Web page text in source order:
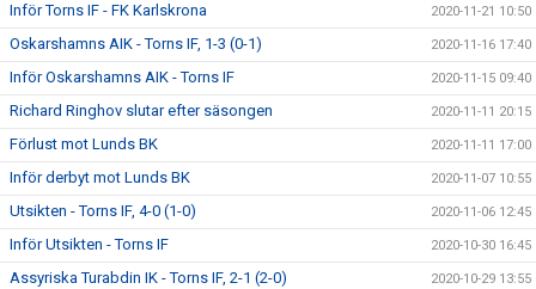
Inför Torns IF - FK Karlskrona 2020-11-21 10:50
Oskarshamns AIK - Torns IF, 1-3 (0-1) 2020-11-16 17:40
Inför Oskarshamns AIK - Torns IF 2020-11-15 09:40
Richard Ringhov slutar efter säsongen 2020-11-11 20:15
Förlust mot Lunds BK 2020-11-11 17:00
Inför derbyt mot Lunds BK 2020-11-07 10:55
Utsikten - Torns IF, 4-0 (1-0) 2020-11-06 12:45
Inför Utsikten - Torns IF 2020-10-30 16:45
Assyriska Turabdin IK - Torns IF, 2-1 (2-0) 2020-10-29 13:55